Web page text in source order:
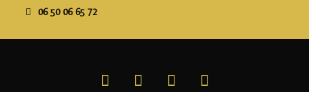
06 50 06 65 72